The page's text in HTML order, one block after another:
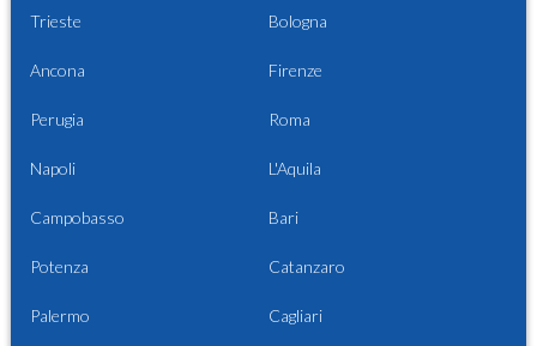
Trieste Bologna
Ancona Firenze
Perugia Roma
Napoli L'Aquila
Campobasso Bari
Potenza Catanzaro
Palermo Cagliari